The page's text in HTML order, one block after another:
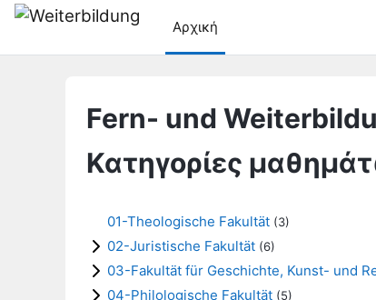
Μετάβαση στο κεντρικό περιεχόμενο
Αρχική
Fern- und
Κατηγορίες
01-Theologische Fakultät (3)
02-Juristische Fakultät (6)
03-Fakultät für Geschichte, Kunst- und
04-Philologische Fakultät (5)